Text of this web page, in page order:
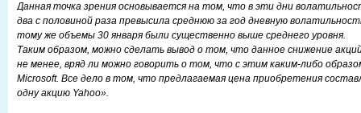
Данная точка зрения основывается на том, что в эти дни
два с половиной раза превысила среднюю за год дневную
тому же объемы 30 января были существенно выше среднего уровня.
Таким образом, можно сделать вывод о том, что данное снижение
не менее, вряд ли можно говорить о том, что с этим каким-либо
Microsoft. Все дело в том, что предлагаемая цена приобретения
одну акцию Yahoo».